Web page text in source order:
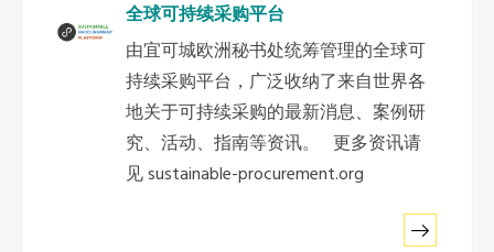
全球秘书处
非洲秘书处
欧洲秘书处
全球可持续采购平台
由宜可城欧洲秘书处统筹管理的全球可
持续采购平台，广泛收纳了来自世界各
地关于可持续采购的最新消息、案例研
究、活动、指南等资讯。 更多资讯请
见 sustainable-procurement.org